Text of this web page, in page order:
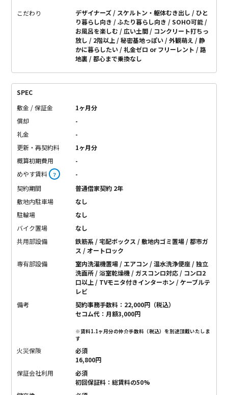
こだわり デザイナーズ スケルトン・躯体むき出し
ひと
り暮らし向き
ふたり暮らし向き
SOHO可能
お風呂を楽しむ
広い土間
コンクリート打ちっ
放し
2階以上 秘密基地っぽい 外観萌え
静
かに暮らしたい
礼金ゼロ or フリーレント
路
地裏
都心まで乗換なし
SPEC
敷金 / 保証金
1ヶ月分
償却
-
礼金
-
更新・再契約料
1ヶ月分
概算初期費用
-
めやす賃料 ？
-
契約期間
普通借家契約 2年
敷地内駐車場
なし
駐輪場
なし
バイク置場
なし
共用部設備
鉄筋系 / 宅配ボックス / 敷地内ゴミ置場 / 都市ガ
ス / オートロック
専有部設備
室内洗濯機置場 / エアコン / 温水洗浄便座 / 独立
洗面所 / 浴室乾燥機 / ガスコンロ対応 / コンロ2
口以上 / TVモニタ付きインターホン / ケーブルテ
レビ
備考
契約事務手数料：22,000円（税込）
セコム代：月額3,000円
※賃料1.1ヶ月分の仲介手数料（税込）を別途頂戴いたしま
す
火災保険
必須
16,800円
保証会社利用
必須
初回保証料：総賃料の50%